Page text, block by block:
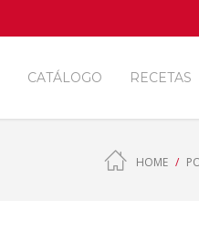
CATÁLOGO RECETAS
HOME